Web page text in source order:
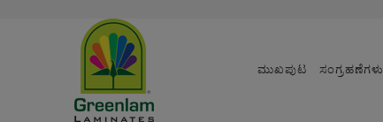
ಮುಖಪುಟ ಸಂಗ್ರಹಣೆಗಳು